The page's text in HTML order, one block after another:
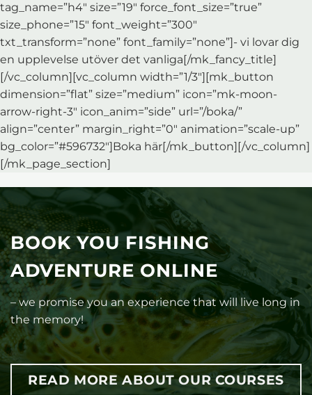
tag_name=”h4″ size=”19″ force_font_size=”true”
size_phone=”15″ font_weight=”300″
txt_transform=”none” font_family=”none”]- vi lovar dig
en upplevelse utöver det vanliga[/mk_fancy_title]
[/vc_column][vc_column width=”1/3″][mk_button
dimension=”flat” size=”medium” icon=”mk-moon-
arrow-right-3″ icon_anim=”side” url=”/boka/”
align=”center” margin_right=”0″ animation=”scale-up”
bg_color=”#596732″]Boka här[/mk_button][/vc_column]
[/mk_page_section]
BOOK YOU FISHING
ADVENTURE ONLINE
– we promise you an experience that will live long in
the memory!
READ MORE ABOUT OUR COURSES